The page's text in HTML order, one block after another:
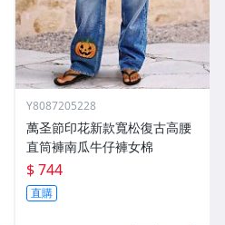
Y8087205228
萬圣節印花新款寬松復古高腰
直筒褲南瓜牛仔褲女棉
$ 744
直購